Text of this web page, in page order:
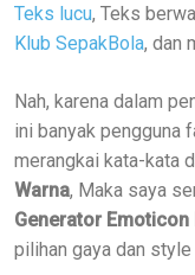
Teks lucu, Teks
Klub SepakBola, dan
Nah, karena dalam
ini banyak pengguna
merangkai kata-kata
Warna, Maka saya
Generator
pilihan gaya dan